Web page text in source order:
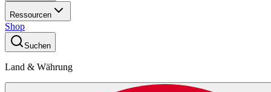
Ressourcen
Shop
Suchen
Land & Währung